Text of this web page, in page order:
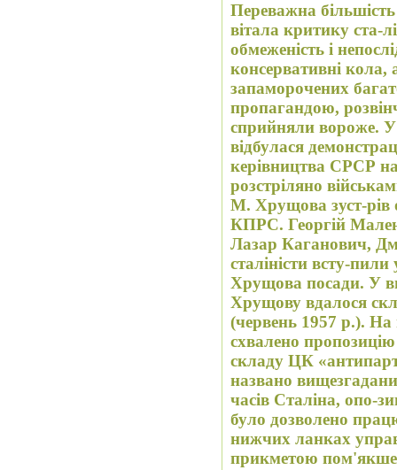
Переважна
вітала критику ста-
обмеженість і
консервативні
запаморочених
пропагандою,
сприйняли вороже. У
відбулася
керівництва СРСР
розстріляно
М. Хрущова зуст-рів
КПРС. Георгій
Лазар Каганович,
сталіністи всту-
Хрущова посади. У
Хрущову вдалося
(червень 1957 р.). На
схвалено
складу ЦК
названо
часів Сталіна, опо-
було дозволено
нижчих ланках
прикметою